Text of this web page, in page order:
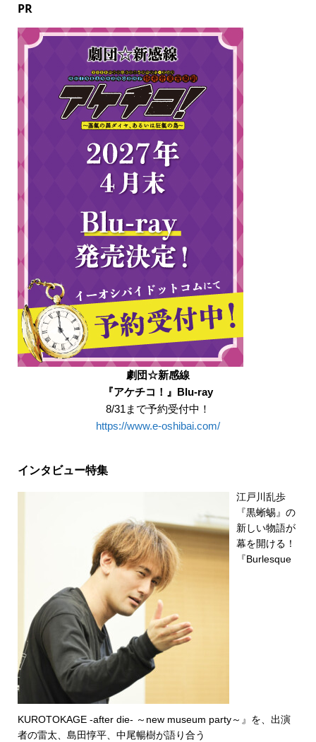
PR
劇団☆新感線
『アケチコ！』Blu-ray
8/31まで予約受付中！
https://www.e-oshibai.com/
インタビュー特集
江戸川乱歩
『黒蜥蜴』の
新しい物語が
幕を開ける！
『Burlesque
KUROTOKAGE -after die- ～new museum party～』を、出演
者の雷太、島田惇平、中尾暢樹が語り合う